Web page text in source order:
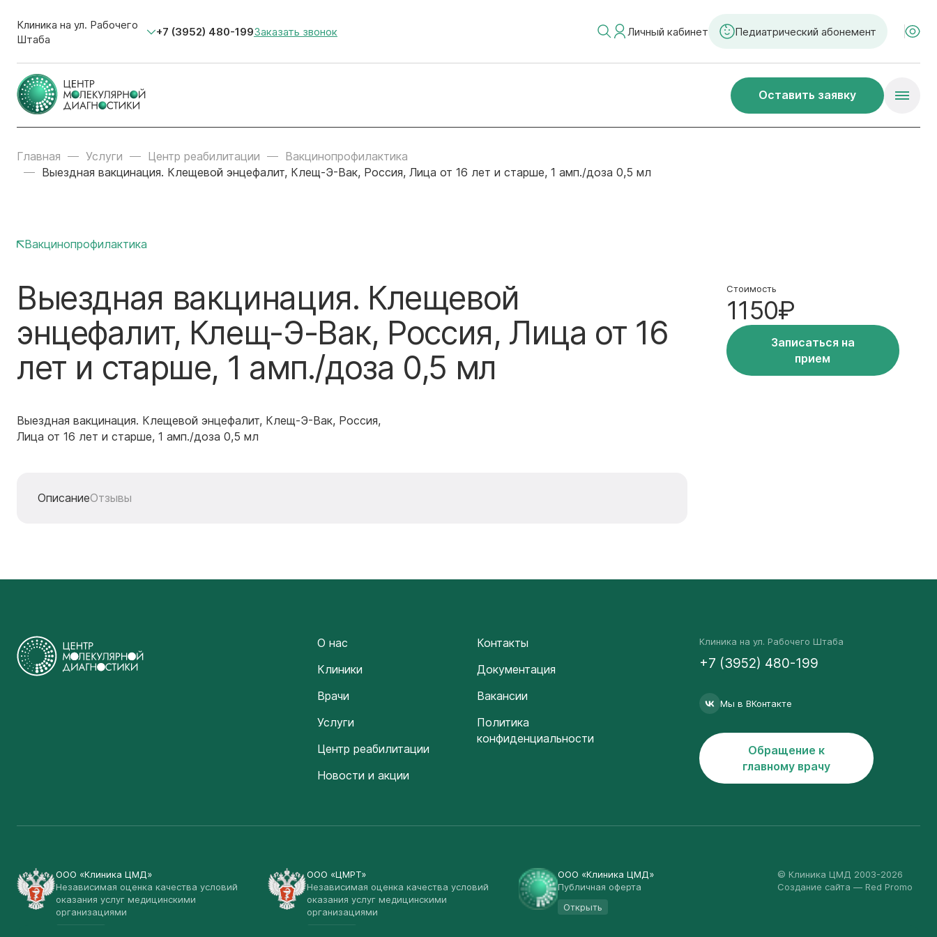
Клиника на ул. Рабочего
Штаба
+7 (3952) 480-199Заказать звонок Личный кабинет Педиатрический абонемент
Оставить заявку
Главная Услуги Центр реабилитации
Вакцинопрофилактика
Выездная вакцинация. Клещевой энцефалит, Клещ-Э-Вак, Россия, Лица от 16 лет и старше, 1 амп./доза 0,5 мл
Вакцинопрофилактика
Выездная вакцинация. Клещевой
энцефалит, Клещ-Э-Вак, Россия, Лица от 16
лет и старше, 1 амп./доза 0,5 мл
Выездная вакцинация. Клещевой энцефалит, Клещ-Э-Вак, Россия,
Лица от 16 лет и старше, 1 амп./доза 0,5 мл
ОписаниеОтзывы
Стоимость
1150₽
Записаться на
прием
О нас
Клиники
Врачи
Услуги
Центр реабилитации
Новости и акции
Контакты
Документация
Вакансии
Политика
конфиденциальности
Клиника на ул. Рабочего Штаба
+7 (3952) 480-199
Мы в ВКонтакте
Обращение к
главному врачу
ООО «Клиника ЦМД»
Независимая оценка качества условий
оказания услуг медицинскими
организациями
ООО «ЦМРТ»
Независимая оценка качества условий
оказания услуг медицинскими
организациями
ООО «Клиника ЦМД»
Публичная оферта
Открыть
© Клиника ЦМД 2003-2026
Создание сайта — Red Promo